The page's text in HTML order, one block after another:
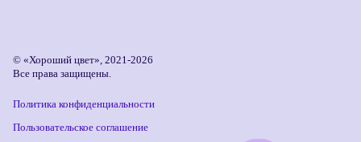
© «Хороший цвет», 2021-2026
Все права защищены.
Политика конфиденциальности
Пользовательское соглашение